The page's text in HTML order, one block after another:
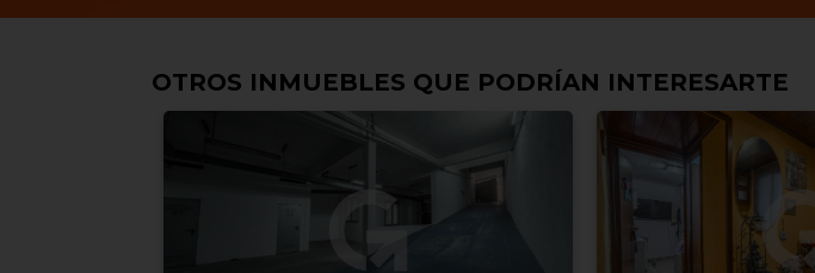
OTROS INMUEBLES QUE PODRÍAN INTERESARTE